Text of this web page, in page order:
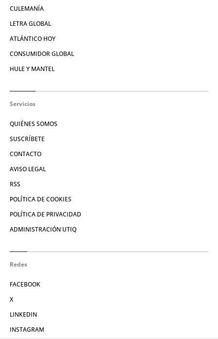
CULEMANÍA
LETRA GLOBAL
ATLÁNTICO HOY
CONSUMIDOR GLOBAL
HULE Y MANTEL
Servicios
QUIÉNES SOMOS
SUSCRÍBETE
CONTACTO
AVISO LEGAL
RSS
POLÍTICA DE COOKIES
POLÍTICA DE PRIVACIDAD
ADMINISTRACIÓN UTIQ
Redes
FACEBOOK
X
LINKEDIN
INSTAGRAM